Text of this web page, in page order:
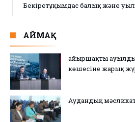
Бекіретұқымдас балық және
АЙМАҚ
Қайыршақты
көшесіне жарық
Аудандық